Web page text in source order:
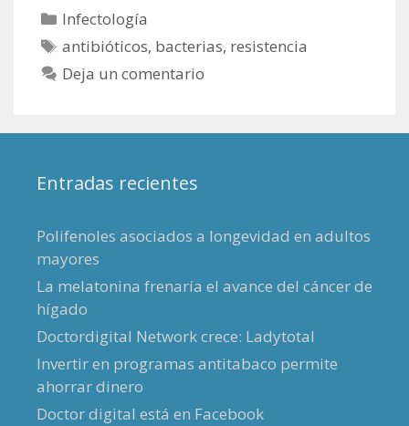
Categorías
Infectología
Etiquetas
antibióticos, bacterias, resistencia
Deja un comentario
Entradas recientes
Polifenoles asociados a longevidad en adultos
mayores
La melatonina frenaría el avance del cáncer de
hígado
Doctordigital Network crece: Ladytotal
Invertir en programas antitabaco permite
ahorrar dinero
Doctor digital está en Facebook